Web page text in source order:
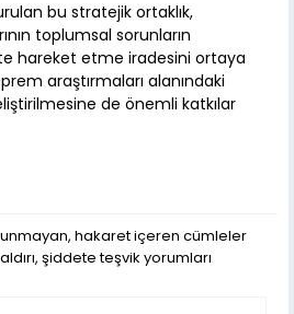
bu stratejik ortaklık,
toplumsal sorunların
hareket etme iradesini ortaya
araştırmaları alanındaki
de önemli katkılar
hakaret içeren cümleler
şiddete teşvik yorumları